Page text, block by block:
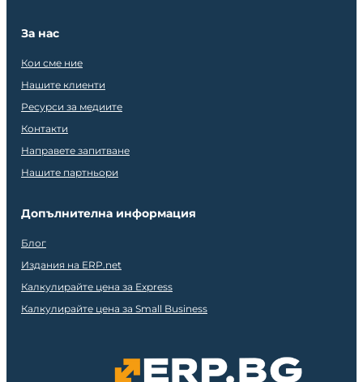
За нас
Кои сме ние
Нашите клиенти
Ресурси за медиите
Контакти
Направете запитване
Нашите партньори
Допълнителна информация
Блог
Издания на ERP.net
Калкулирайте цена за Express
Калкулирайте цена за Small Business